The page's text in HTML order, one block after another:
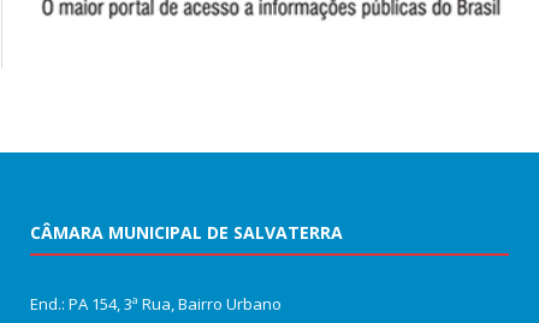
CÂMARA MUNICIPAL DE SALVATERRA
End.: PA 154, 3ª Rua, Bairro Urbano